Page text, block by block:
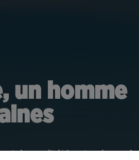
un homme
avait été enterrée par la